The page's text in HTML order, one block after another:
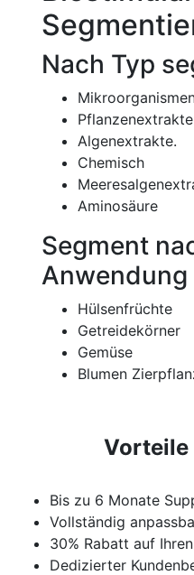
Nach Typ
Pflanzenextrakte
Algenextrakte.
Chemisch
Aminosäure
Segment
Anwendung
Hülsenfrüchte
Getreidekörner
Gemüse
Blumen
Vorteile
Bis zu 6 Monate
Vollständig
30% Rabatt auf
Dedizierter